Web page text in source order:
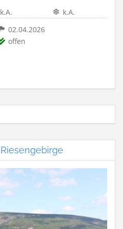
k.A.
k.A.
02.04.2026
offen
Riesengebirge